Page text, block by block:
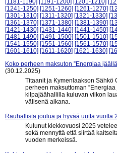
[1181-1190] [1191-1200] [1201-1210]
[1241-1250] [1251-1260] [1261-1270]
[1301-1310] [1311-1320] [1321-1330]
[1361-1370] [1371-1380] [1381-1390]
[1421-1430] [1431-1440] [1441-1450]
[1481-1490] [1491-1500] [1501-1510]
[1541-1550] [1551-1560] [1561-1570]
[1601-1610] [1611-1620] [1621-1630]
Koko perheen maksuton ”Energiaa
(30.12.2025)
Titaanit ja Kymenlaakson Sähkö
perheen maksuttoman
kilpajäähallilla kuluvan viikon
välisenä aikana.
Rauhallista joulua ja hyvää uutta vuotta
Kulunut kiekkovuosi 2025
sekä mennyttä että siirtää
vuoden merkeissä.